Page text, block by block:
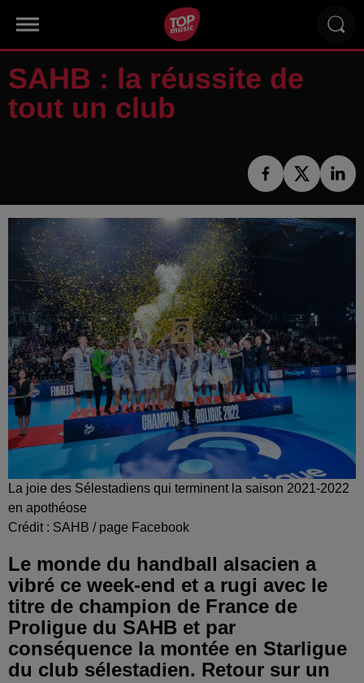
SAHB : la réussite de
tout un club
La joie des Sélestadiens qui terminent la saison 2021-2022
en apothéose
Crédit : SAHB / page Facebook
Le monde du handball alsacien a
vibré ce week-end et a rugi avec le
titre de champion de France de
Proligue du SAHB et par
conséquence la montée en Starligue
du club sélestadien. Retour sur un